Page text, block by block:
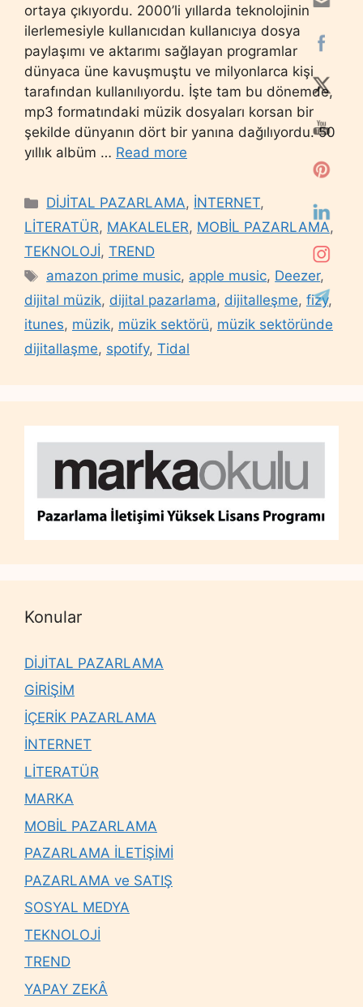
ortaya çıkıyordu. 2000’li yıllarda teknolojinin
ilerlemesiyle kullanıcıdan kullanıcıya dosya
paylaşımı ve aktarımı sağlayan programlar
dünyaca üne kavuşmuştu ve milyonlarca kişi
tarafından kullanılıyordu. İşte tam bu dönemde,
mp3 formatındaki müzik dosyaları korsan bir
şekilde dünyanın dört bir yanına dağılıyordu. 50
yıllık albüm … Read more
Categories
DİJİTAL PAZARLAMA, İNTERNET,
LİTERATÜR, MAKALELER, MOBİL PAZARLAMA,
TEKNOLOJİ, TREND
Tags
amazon prime music, apple music, Deezer,
dijital müzik, dijital pazarlama, dijitalleşme, fizy,
itunes, müzik, müzik sektörü, müzik sektöründe
dijitallaşme, spotify, Tidal
Konular
DİJİTAL PAZARLAMA
GİRİŞİM
İÇERİK PAZARLAMA
İNTERNET
LİTERATÜR
MARKA
MOBİL PAZARLAMA
PAZARLAMA İLETİŞİMİ
PAZARLAMA ve SATIŞ
SOSYAL MEDYA
TEKNOLOJİ
TREND
YAPAY ZEKÂ